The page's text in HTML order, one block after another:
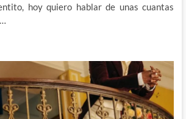
hoy quiero hablar de unas cuantas